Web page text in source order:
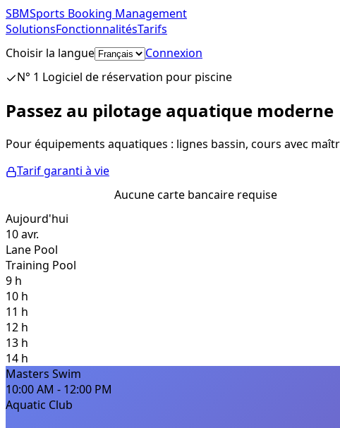
SBMSports Booking Management
SolutionsFonctionnalitésTarifs
Choisir la langue
Connexion
N° 1 Logiciel de réservation pour piscine
Passez au pilotage aquatique moderne
Pour équipements aquatiques : lignes bassin, cours avec
Tarif garanti à vie
Aucune carte bancaire requise
Aujourd'hui
10 avr.
Lane Pool
Training Pool
9 h
10 h
11 h
12 h
13 h
14 h
Masters Swim
10:00 AM - 12:00 PM
Aquatic Club